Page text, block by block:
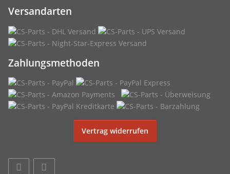
Versandarten
Zahlungsmethoden
Vertrag widerrufen